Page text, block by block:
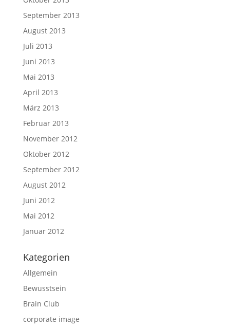
September 2013
August 2013
Juli 2013
Juni 2013
Mai 2013
April 2013
März 2013
Februar 2013
November 2012
Oktober 2012
September 2012
August 2012
Juni 2012
Mai 2012
Januar 2012
Kategorien
Allgemein
Bewusstsein
Brain Club
corporate image